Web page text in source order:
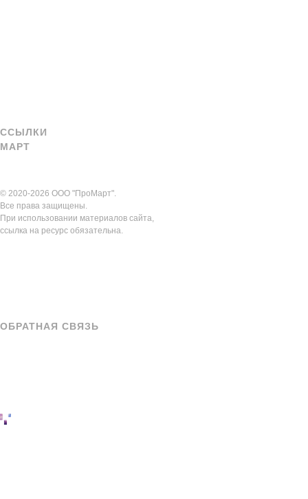
ССЫЛКИ
МАРТ
© 2020-2026 ООО "ПроМарт".
Все права защищены.
При использовании материалов сайта,
ссылка на ресурс обязательна.
ОБРАТНАЯ СВЯЗЬ